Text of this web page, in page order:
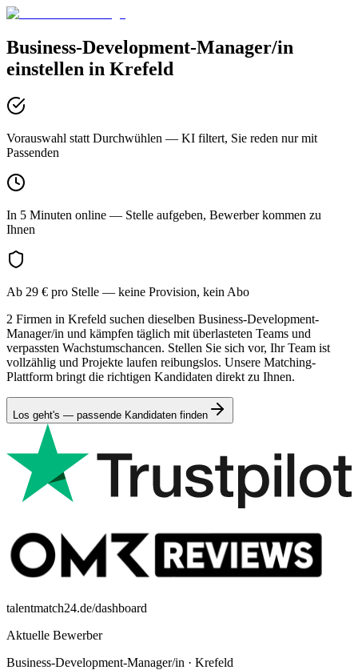
Business-Development-Manager/in
einstellen in Krefeld
Vorauswahl statt Durchwühlen — KI filtert, Sie reden nur mit
Passenden
In 5 Minuten online — Stelle aufgeben, Bewerber kommen zu
Ihnen
Ab 29 € pro Stelle — keine Provision, kein Abo
2 Firmen in Krefeld suchen dieselben Business-Development-
Manager/in und kämpfen täglich mit überlasteten Teams und
verpassten Wachstumschancen. Stellen Sie sich vor, Ihr Team ist
vollzählig und Projekte laufen reibungslos. Unsere Matching-
Plattform bringt die richtigen Kandidaten direkt zu Ihnen.
Los geht's — passende Kandidaten finden
talentmatch24.de/dashboard
Aktuelle Bewerber
Business-Development-Manager/in · Krefeld